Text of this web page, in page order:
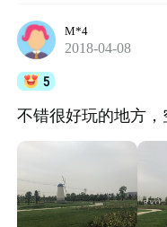
M*4
2018-04-08
5
不错很好玩的地方，